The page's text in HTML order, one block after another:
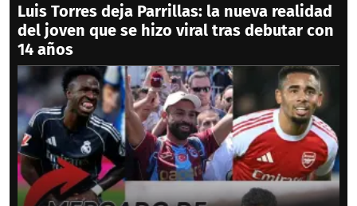
Luis Torres deja Parrillas: la nueva realidad
del joven que se hizo viral tras debutar con
14 años